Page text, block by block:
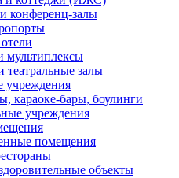
конференц-залы
мультиплексы
театральные залы
учреждения
караоке-бары, боулинги
учреждения
помещения
объекты